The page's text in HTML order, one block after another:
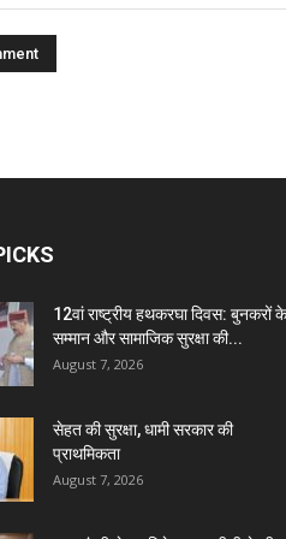
12वां राष्ट्रीय हथकरघा दिवस: बुनकरों के
सम्मान और सामाजिक सुरक्षा की...
August 7, 2026
सेहत की सुरक्षा, धामी सरकार की
प्राथमिकता
August 7, 2026